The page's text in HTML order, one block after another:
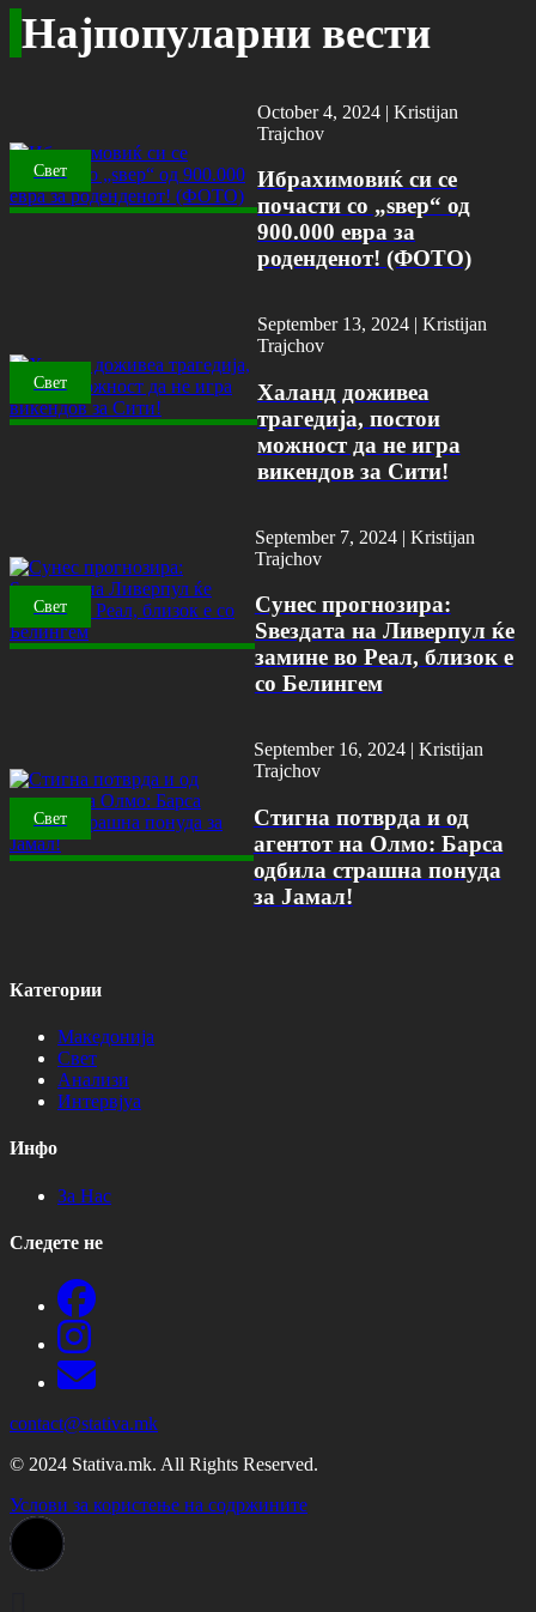
Најпопуларни вести
Свет
October 4, 2024 |Kristijan
Trajchov
Ибрахимовиќ си се
почасти со „ѕвер“ од
900.000 евра за
роденденот! (ФОТО)
Свет
September 13, 2024 | Kristijan
Trajchov
Халанд доживеа
трагедија, постои
можност да не игра
викендов за Сити!
Свет
September 7, 2024 | Kristijan
Trajchov
Сунес прогнозира:
Ѕвездата на Ливерпул ќе
замине во Реал, близок е
со Белингем
Свет
September 16, 2024 | Kristijan
Trajchov
Стигна потврда и од
агентот на Олмо: Барса
одбила страшна понуда
за Јамал!
Категории
Македонија
Свет
Анализи
Интервјуа
Инфо
За Нас
Следете не
contact@stativa.mk
© 2024 Stativa.mk. All Rights Reserved.
Услови за користење на содржините